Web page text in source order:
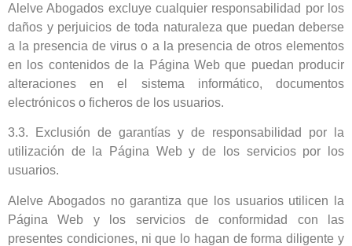
Alelve Abogados excluye cualquier responsabilidad por los
daños y perjuicios de toda naturaleza que puedan deberse
a la presencia de virus o a la presencia de otros elementos
en los contenidos de la Página Web que puedan producir
alteraciones en el sistema informático, documentos
electrónicos o ficheros de los usuarios.
3.3. Exclusión de garantías y de responsabilidad por la
utilización de la Página Web y de los servicios por los
usuarios.
Alelve Abogados no garantiza que los usuarios utilicen la
Página Web y los servicios de conformidad con las
presentes condiciones, ni que lo hagan de forma diligente y